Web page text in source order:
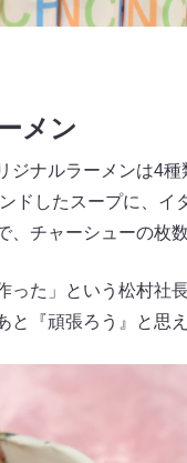
メン
ナルラーメンは4種
ドしたスープに、
チャーシューの枚
った」という松村社
『頑張ろう』と思